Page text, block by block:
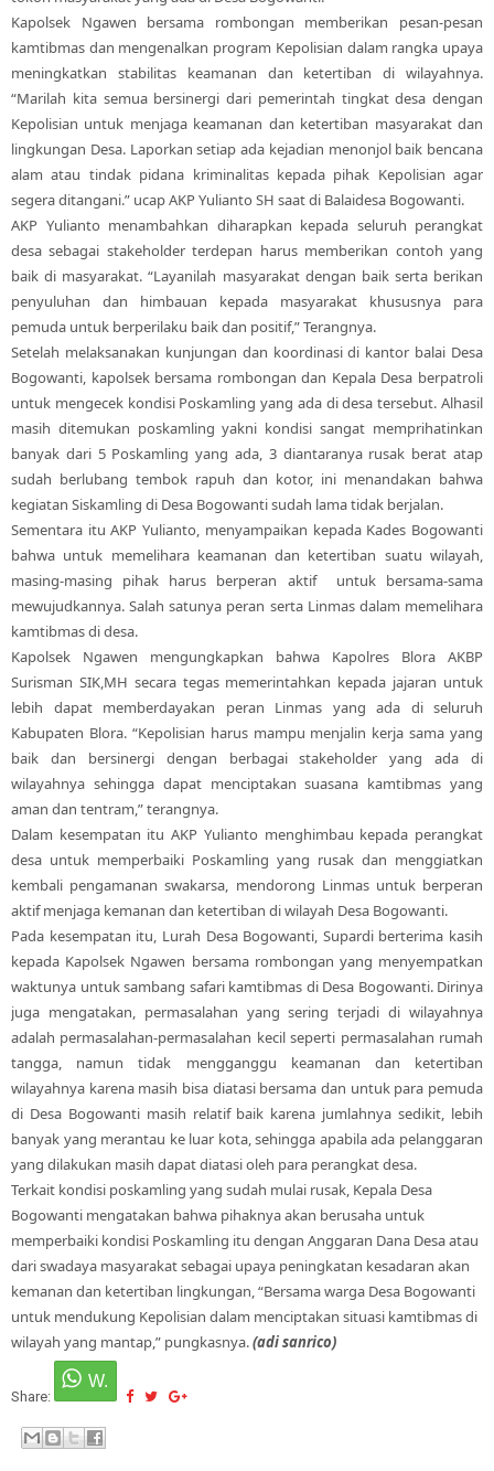
Kapolsek Ngawen bersama rombongan memberikan pesan-pesan
kamtibmas dan mengenalkan program Kepolisian dalam rangka upaya
meningkatkan stabilitas keamanan dan ketertiban di wilayahnya.
“Marilah kita semua bersinergi dari pemerintah tingkat desa dengan
Kepolisian untuk menjaga keamanan dan ketertiban masyarakat dan
lingkungan Desa. Laporkan setiap ada kejadian menonjol baik bencana
alam atau tindak pidana kriminalitas kepada pihak Kepolisian agar
segera ditangani.” ucap AKP Yulianto SH saat di Balaidesa Bogowanti.
AKP Yulianto menambahkan diharapkan kepada seluruh perangkat
desa sebagai stakeholder terdepan harus memberikan contoh yang
baik di masyarakat. “Layanilah masyarakat dengan baik serta berikan
penyuluhan dan himbauan kepada masyarakat khususnya para
pemuda untuk berperilaku baik dan positif,” Terangnya.
Setelah melaksanakan kunjungan dan koordinasi di kantor balai Desa
Bogowanti, kapolsek bersama rombongan dan Kepala Desa berpatroli
untuk mengecek kondisi Poskamling yang ada di desa tersebut. Alhasil
masih ditemukan poskamling yakni kondisi sangat memprihatinkan
banyak dari 5 Poskamling yang ada, 3 diantaranya rusak berat atap
sudah berlubang tembok rapuh dan kotor, ini menandakan bahwa
kegiatan Siskamling di Desa Bogowanti sudah lama tidak berjalan.
Sementara itu AKP Yulianto, menyampaikan kepada Kades Bogowanti
bahwa untuk memelihara keamanan dan ketertiban suatu wilayah,
masing-masing pihak harus berperan aktif untuk bersama-sama
mewujudkannya. Salah satunya peran serta Linmas dalam memelihara
kamtibmas di desa.
Kapolsek Ngawen mengungkapkan bahwa Kapolres Blora AKBP
Surisman SIK,MH secara tegas memerintahkan kepada jajaran untuk
lebih dapat memberdayakan peran Linmas yang ada di seluruh
Kabupaten Blora. “Kepolisian harus mampu menjalin kerja sama yang
baik dan bersinergi dengan berbagai stakeholder yang ada di
wilayahnya sehingga dapat menciptakan suasana kamtibmas yang
aman dan tentram,” terangnya.
Dalam kesempatan itu AKP Yulianto menghimbau kepada perangkat
desa untuk memperbaiki Poskamling yang rusak dan menggiatkan
kembali pengamanan swakarsa, mendorong Linmas untuk berperan
aktif menjaga kemanan dan ketertiban di wilayah Desa Bogowanti.
Pada kesempatan itu, Lurah Desa Bogowanti, Supardi berterima kasih
kepada Kapolsek Ngawen bersama rombongan yang menyempatkan
waktunya untuk sambang safari kamtibmas di Desa Bogowanti. Dirinya
juga mengatakan, permasalahan yang sering terjadi di wilayahnya
adalah permasalahan-permasalahan kecil seperti permasalahan rumah
tangga, namun tidak mengganggu keamanan dan ketertiban
wilayahnya karena masih bisa diatasi bersama dan untuk para pemuda
di Desa Bogowanti masih relatif baik karena jumlahnya sedikit, lebih
banyak yang merantau ke luar kota, sehingga apabila ada pelanggaran
yang dilakukan masih dapat diatasi oleh para perangkat desa.
Terkait kondisi poskamling yang sudah mulai rusak, Kepala Desa
Bogowanti mengatakan bahwa pihaknya akan berusaha untuk
memperbaiki kondisi Poskamling itu dengan Anggaran Dana Desa atau
dari swadaya masyarakat sebagai upaya peningkatan kesadaran akan
kemanan dan ketertiban lingkungan, “Bersama warga Desa Bogowanti
untuk mendukung Kepolisian dalam menciptakan situasi kamtibmas di
wilayah yang mantap,” pungkasnya.(adi sanrico)
Share: